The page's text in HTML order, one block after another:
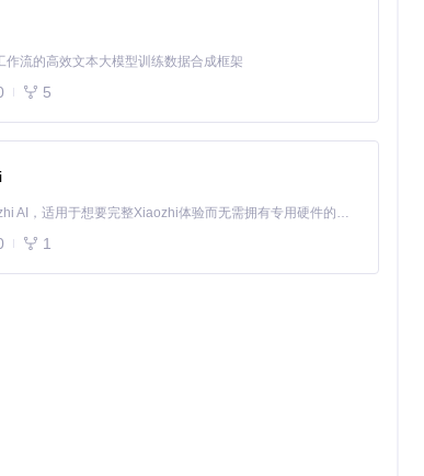
作流的高效文本大模型训练数据合成框架
5
基于Python的Xiaozhi AI，适用于想要完整Xiaozhi体验而无需拥有专用硬件的用户。
1